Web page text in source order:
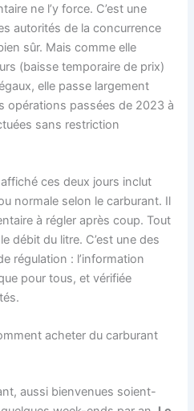
ne l’y force. C’est une
autorités de la concurrence
sûr. Mais comme elle
(baisse temporaire de prix)
elle passe largement
opérations passées de 2023 à
sans restriction
ces deux jours inclut
normale selon le carburant. Il
à régler après coup. Tout
débit du litre. C’est une des
régulation : l’information
pour tous, et vérifiée
acheter du carburant
aussi bienvenues soient-